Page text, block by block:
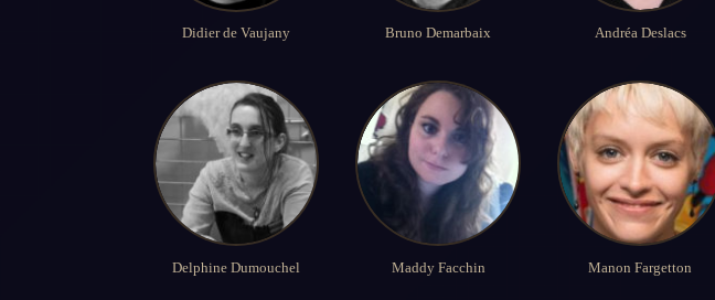
Didier de Vaujany Bruno Demarbaix Andréa Deslacs
Delphine Dumouchel Maddy Facchin Manon Fargetton